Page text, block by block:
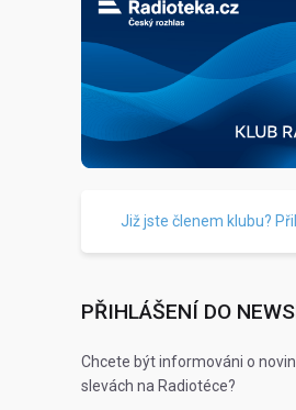
Již jste členem klubu?
PŘIHLÁŠENÍ DO
Chcete být informováni o
slevách na Radiotéce?